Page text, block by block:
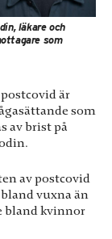
läkare och
som
är
som
av brist på
av postcovid
vuxna än
bland kvinnor